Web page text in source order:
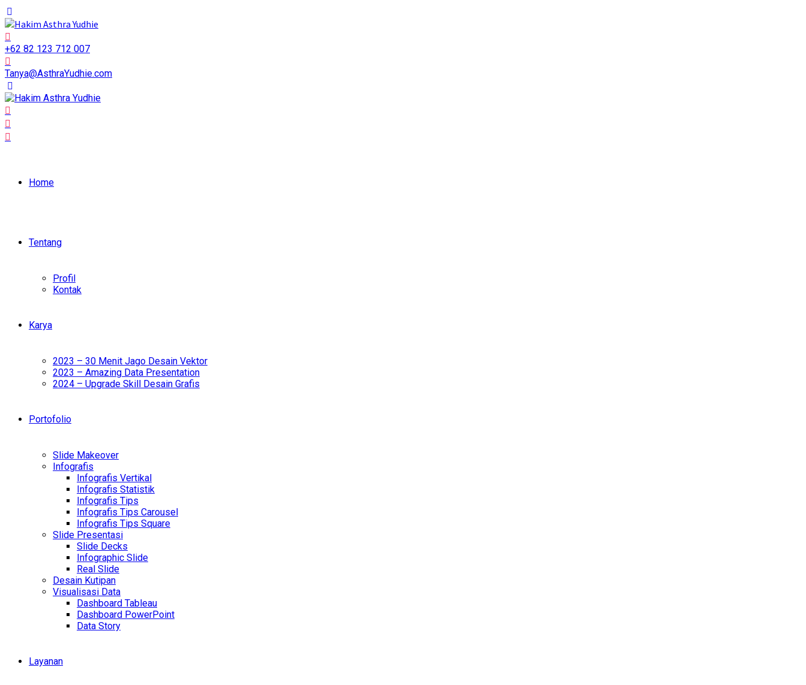
+62 82 123 712 007
Tanya@AsthraYudhie.com
Home
Tentang
Profil
Kontak
Karya
2023 – 30 Menit Jago Desain Vektor
2023 – Amazing Data Presentation
2024 – Upgrade Skill Desain Grafis
Portofolio
Slide Makeover
Infografis
Infografis Vertikal
Infografis Statistik
Infografis Tips
Infografis Tips Carousel
Infografis Tips Square
Slide Presentasi
Slide Decks
Infographic Slide
Real Slide
Desain Kutipan
Visualisasi Data
Dashboard Tableau
Dashboard PowerPoint
Data Story
Layanan